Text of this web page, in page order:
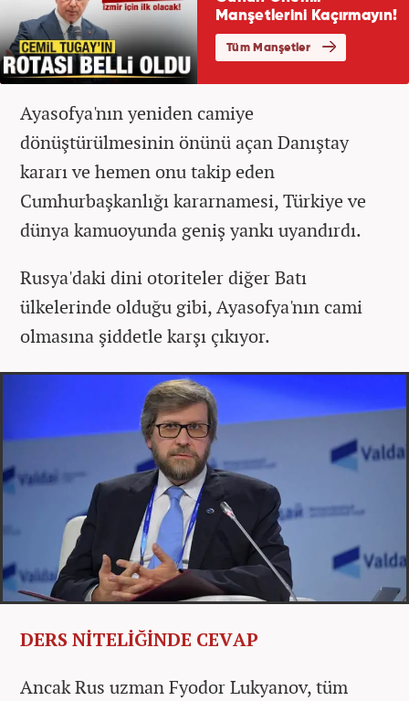
Ayasofya'nın yeniden camiye
dönüştürülmesinin önünü açan Danıştay
kararı ve hemen onu takip eden
Cumhurbaşkanlığı kararnamesi, Türkiye ve
dünya kamuoyunda geniş yankı uyandırdı.
Rusya'daki dini otoriteler diğer Batı
ülkelerinde olduğu gibi, Ayasofya'nın cami
olmasına şiddetle karşı çıkıyor.
DERS NİTELİĞİNDE CEVAP
Ancak Rus uzman Fyodor Lukyanov, tüm